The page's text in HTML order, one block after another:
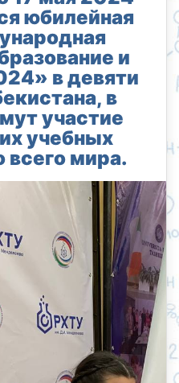
юбилейная
и
в девяти
в
участие
учебных
всего мира.